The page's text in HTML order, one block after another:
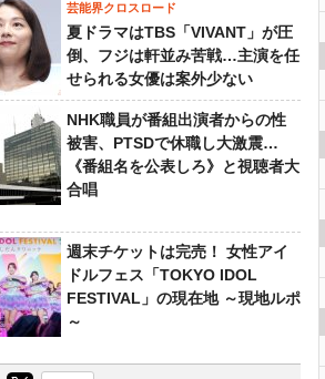
芸能界クロスロード
夏ドラマはTBS「VIVANT」が圧
倒、フジは軒並み苦戦…主演を任
せられる女優は案外少ない
NHK職員が番組出演者からの性
被害、PTSDで休職し大激震…
《番組名を公表しろ》と視聴者大
合唱
週末チケットは完売！ 女性アイ
ドルフェス「TOKYO IDOL
FESTIVAL」の現在地 ～現地ルポ
～